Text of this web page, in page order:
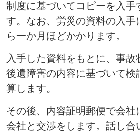
制度に基づいてコピーを入手
す。なお、労災の資料の入手
ら一か月ほどかかります。
入手した資料をもとに、事故
後遺障害の内容に基づいて検
算します。
その後、内容証明郵便で会社
会社と交渉をします。話し合